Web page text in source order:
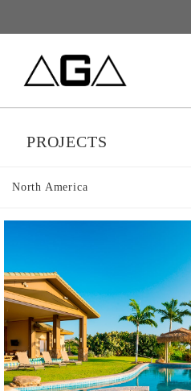
PROJECTS
North America